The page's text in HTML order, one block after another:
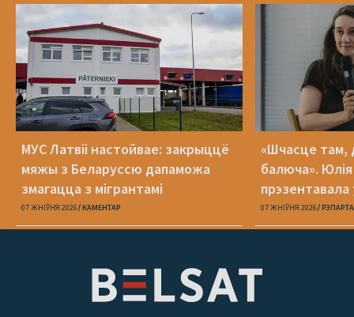
МУС Латвіі настойвае: закрыццё
мяжы з Беларуссю дапаможа
змагацца з мігрантамі
07 ЖНІЎНЯ 2026 КАМЕНТАР
«Шчасце там,
балюча».
«Пока я
07 ЖНІЎНЯ 2026